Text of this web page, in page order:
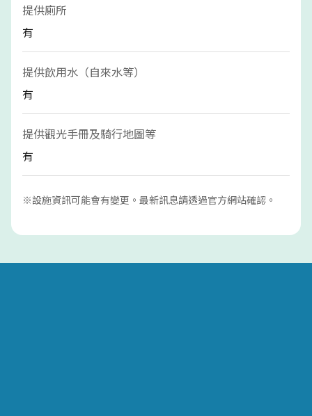
提供廁所
有
提供飲用水（自來水等）
有
提供觀光手冊及騎行地圖等
有
※設施資訊可能會有變更。最新訊息請透過官方網站確認。